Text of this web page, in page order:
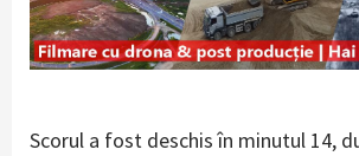
Scorul a fost deschis în minutul 14,